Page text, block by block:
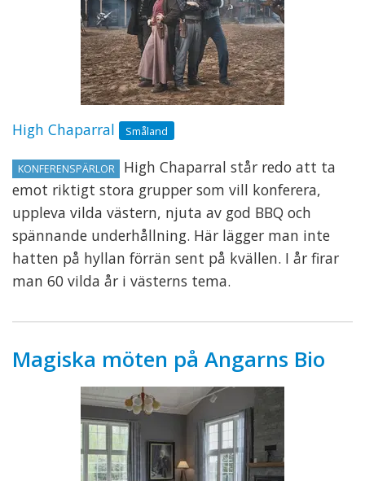
High Chaparral Småland
KONFERENSPÄRLOR
High Chaparral står redo att ta
emot riktigt stora grupper som vill konferera,
uppleva vilda västern, njuta av god BBQ och
spännande underhållning. Här lägger man inte
hatten på hyllan förrän sent på kvällen. I år firar
man 60 vilda år i västerns tema.
Magiska möten på Angarns Bio